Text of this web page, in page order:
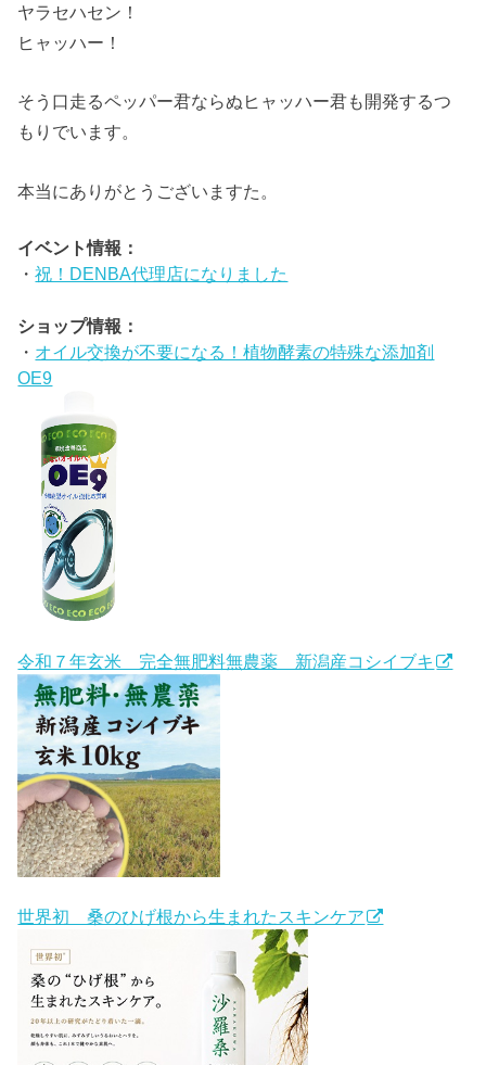
ヤラセハセン！
ヒャッハー！
そう口走るペッパー君ならぬヒャッハー君も開発するつ
もりでいます。
本当にありがとうございますた。
イベント情報：
・祝！DENBA代理店になりました
ショップ情報：
・ オイル交換が不要になる！植物酵素の特殊な添加剤
OE9
令和７年玄米 完全無肥料無農薬 新潟産コシイブキ
世界初 桑のひげ根から生まれたスキンケア